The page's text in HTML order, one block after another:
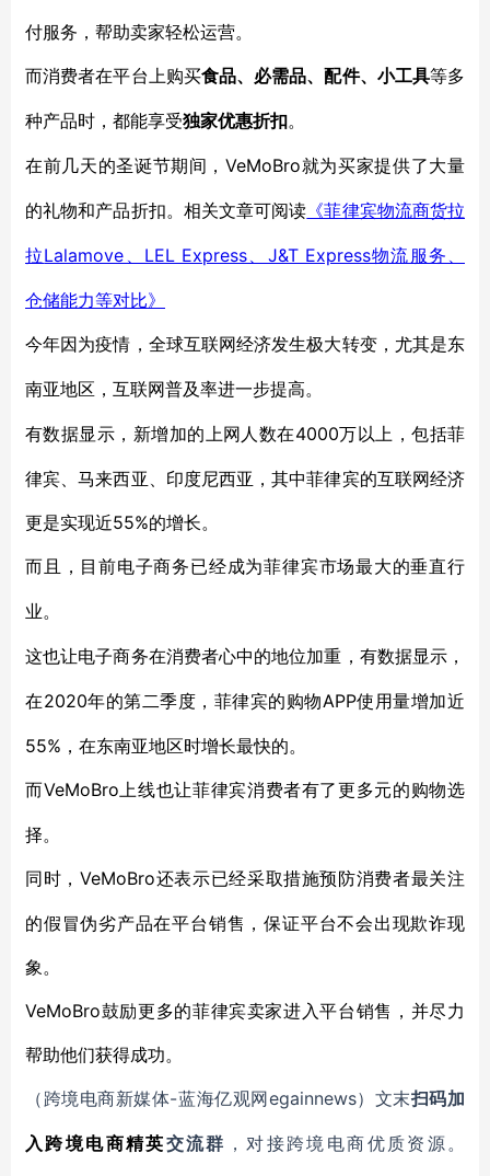
付服务，帮助卖家轻松运营。
而消费者在平台上购买食品、必需品、配件、小工具等多
种产品时，都能享受独家优惠折扣。
在前几天的圣诞节期间，VeMoBro就为买家提供了大量
的礼物和产品折扣。相关文章可阅读 《菲律宾物流商货拉
拉Lalamove、LEL Express、J&T Express物流服务、
仓储能力等对比》
今年因为疫情，全球互联网经济发生极大转变，尤其是东
南亚地区，互联网普及率进一步提高。
有数据显示，新增加的上网人数在4000万以上，包括菲
律宾、马来西亚、印度尼西亚，其中菲律宾的互联网经济
更是实现近55%的增长。
而且，目前电子商务已经成为菲律宾市场最大的垂直行
业。
这也让电子商务在消费者心中的地位加重，有数据显示，
在2020年的第二季度，菲律宾的购物APP使用量增加近
55%，在东南亚地区时增长最快的。
而VeMoBro上线也让菲律宾消费者有了更多元的购物选
择。
同时， VeMoBro还表示已经采取措施预防消费者最关注
的假冒伪劣产品在平台销售，保证平台不会出现欺诈现
象。
VeMoBro鼓励更多的菲律宾卖家进入平台销售，并尽力
帮助他们获得成功。
（跨境电商新媒体-蓝海亿观网egainnews）文末扫码加
入 跨境电商精英交流群 ，对接跨境电商优质资源。